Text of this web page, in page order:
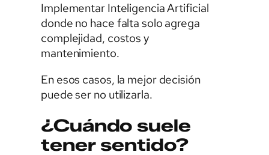
Implementar Inteligencia Artificial
donde no hace falta solo agrega
complejidad, costos y
mantenimiento.
En esos casos, la mejor decisión
puede ser no utilizarla.
¿Cuándo suele
tener sentido?